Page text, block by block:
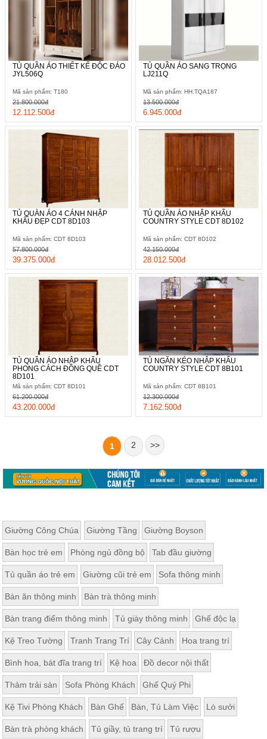
TỦ QUẦN ÁO THIẾT KẾ ĐỘC ĐÁO
JYL506Q
Mã sản phẩm: T180
12.112.500đ
21.800.000đ
TỦ QUẦN ÁO SANG TRỌNG
LJ211Q
Mã sản phẩm: HH.TQA187
6.945.000đ
13.500.000đ
TỦ QUÀN ÁO 4 CÁNH NHẬP
KHẨU ĐẸP CDT 8D103
Mã sản phẩm: CDT 8D103
39.375.000đ
57.800.000đ
TỦ QUẦN ÁO NHẬP KHẨU
COUNTRY STYLE CDT 8D102
Mã sản phẩm: CDT 8D102
28.012.500đ
42.150.000đ
TỦ QUẦN ÁO NHẬP KHẨU
PHONG CÁCH ĐỒNG QUÊ CDT
8D101
Mã sản phẩm: CDT 8D101
43.200.000đ
61.200.000đ
TỦ NGĂN KÉO NHẬP KHẨU
COUNTRY STYLE CDT 8B101
Mã sản phẩm: CDT 8B101
7.162.500đ
12.300.000đ
1 2 >>
Giường Công Chúa Giường Tầng Giường Boyson
Bàn học trẻ em Phòng ngủ đồng bộ Tab đầu giường
Tủ quần áo trẻ em Giường cũi trẻ em Sofa thông minh
Bàn ăn thông minh Bàn trà thông minh
Bàn trang điểm thông minh Tủ giày thông minh Ghế độc lạ
Kệ Treo Tường Tranh Trang Trí Cây Cảnh Hoa trang trí
Bình hoa, bát đĩa trang trí Kệ hoa Đồ decor nội thất
Thảm trải sàn Sofa Phòng Khách Ghế Quý Phi
Kệ Tivi Phòng Khách Bàn Ghế Bàn, Tủ Làm Việc Lò sưởi
Bàn trà phòng khách Tủ giầy, tủ trang trí Tủ rượu